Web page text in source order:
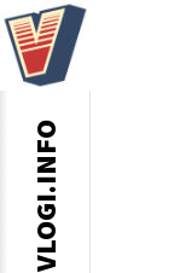
VLOGI.INFO